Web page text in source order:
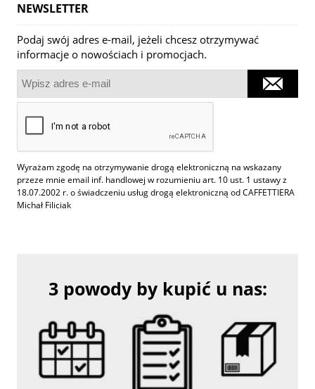
NEWSLETTER
Podaj swój adres e-mail, jeżeli chcesz otrzymywać
informacje o nowościach i promocjach.
Wyrażam zgodę na otrzymywanie drogą elektroniczną na wskazany
przeze mnie email inf. handlowej w rozumieniu art. 10 ust. 1 ustawy z
18.07.2002 r. o świadczeniu usług drogą elektroniczną od CAFFETTIERA
Michał Filiciak
3 powody by kupić u nas: